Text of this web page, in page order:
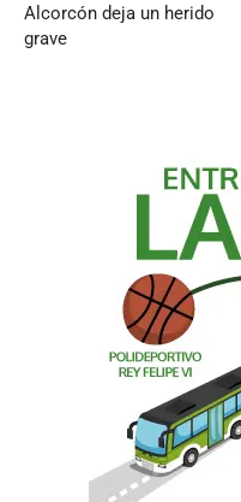
Alcorcón deja un herido
grave